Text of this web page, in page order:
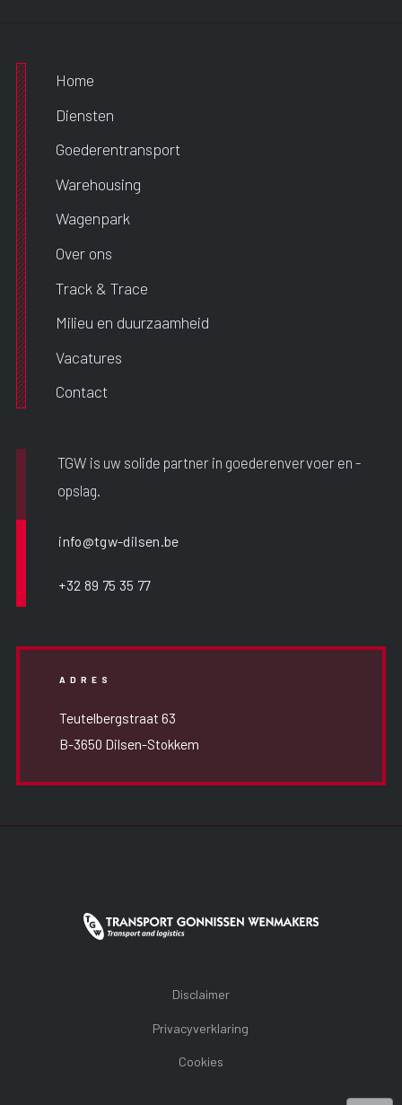
Home
Diensten
Goederentransport
Warehousing
Wagenpark
Over ons
Track & Trace
Milieu en duurzaamheid
Vacatures
Contact
TGW is uw solide partner in goederenvervoer en -
opslag.
info@tgw-dilsen.be
+32 89 75 35 77
ADRES
Teutelbergstraat 63
B-3650 Dilsen-Stokkem
Disclaimer
Privacyverklaring
Cookies